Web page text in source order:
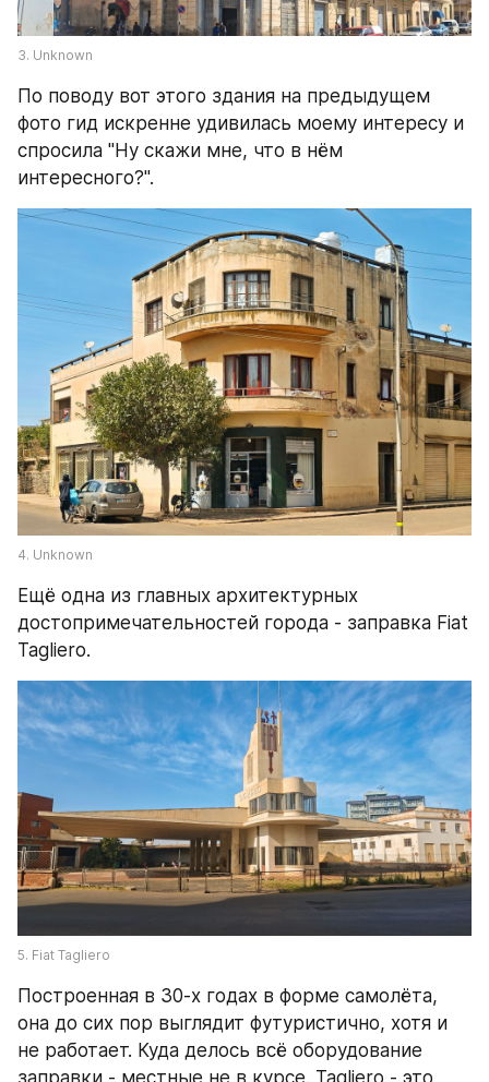
3. Unknown
По поводу вот этого здания на предыдущем
фото гид искренне удивилась моему интересу и
спросила "Ну скажи мне, что в нём
интересного?".
4. Unknown
Ещё одна из главных архитектурных
достопримечательностей города - заправка Fiat
Tagliero.
5. Fiat Tagliero
Построенная в 30-х годах в форме самолёта,
она до сих пор выглядит футуристично, хотя и
не работает. Куда делось всё оборудование
заправки - местные не в курсе. Tagliero - это